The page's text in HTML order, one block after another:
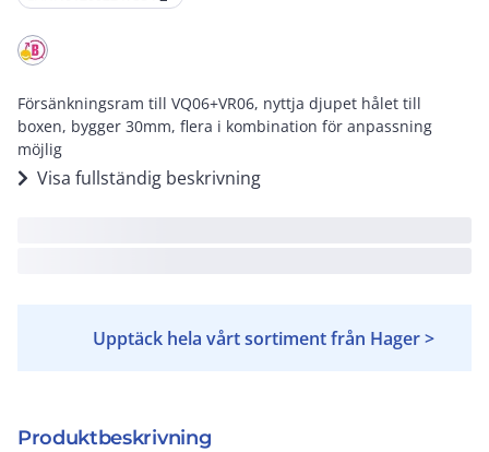
Försänkningsram till VQ06+VR06, nyttja djupet hålet till
boxen, bygger 30mm, flera i kombination för anpassning
möjlig
Visa fullständig beskrivning
Upptäck hela vårt sortiment från Hager >
Produktbeskrivning